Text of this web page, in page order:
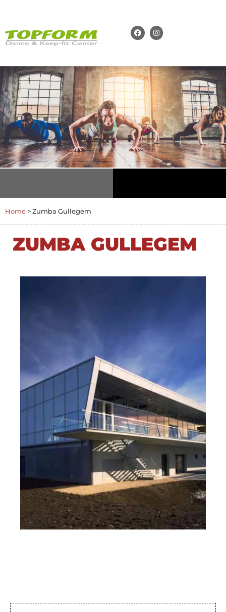
Home >Zumba Gullegem
ZUMBA GULLEGEM